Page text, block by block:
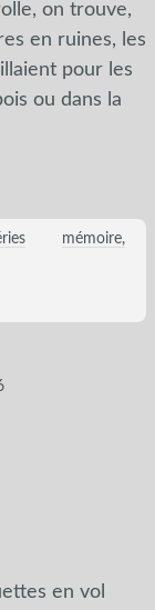
on trouve,
en ruines, les
pour les
ou dans la
mémoire
en vol